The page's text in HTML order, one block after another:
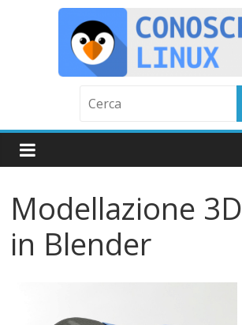
o
n
o
s
Modellazione 3D
in Blender